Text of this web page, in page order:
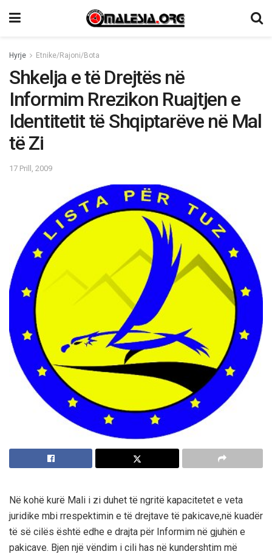
Hyrje Etnike/Rajoni/Bota
Shkelja e të Drejtës në
Informim Rrezikon Ruajtjen e
Identitetit të Shqiptarëve në Mal
të Zi
17 Prill, 2009
Në kohë kurë Mali i zi duhet të ngritë kapacitetet e veta
juridike mbi rrespektimin e të drejtave të pakicave,në kuadër
të së cilës është edhe e drajta për Informim në gjuhën e
pakicave. Bjen një vëndim i cili has në kundershtim më